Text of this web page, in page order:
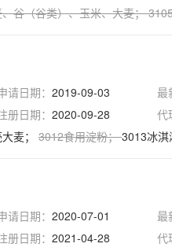
、谷（谷类）、玉米、大麦；
请日期： 2019-09-03
册日期： 2020-09-28
最
代
麦； 3012食用淀粉； 3013冰淇
请日期： 2020-07-01
册日期： 2021-04-28
最
代